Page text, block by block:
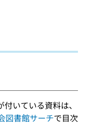
いている資料は、
図書館サーチで目次